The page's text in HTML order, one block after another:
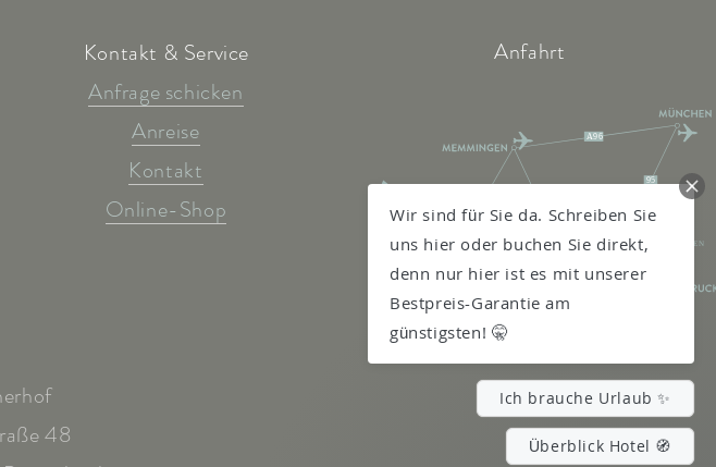
Kontakt & Service
Anfrage schicken
Anreise
Kontakt
Online-Shop
Anfahrt
A96
95
11
KEMPTEN
ST. ANTON AM
PARTENKIRCHEN
48
Wir sind für Sie da. Schreiben Sie
uns hier oder buchen Sie direkt,
denn nur hier ist es mit unserer
Bestpreis-Garantie am
günstigsten! 🤫
Ich brauche Urlaub ✨
Überblick Hotel 🧭